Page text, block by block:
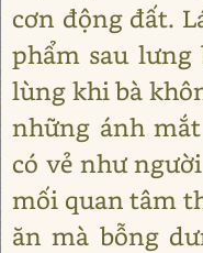
cơn động đất.
phẩm sau
lùng khi bà
những ánh
có vẻ như
mối quan tâm
ăn mà bỗng